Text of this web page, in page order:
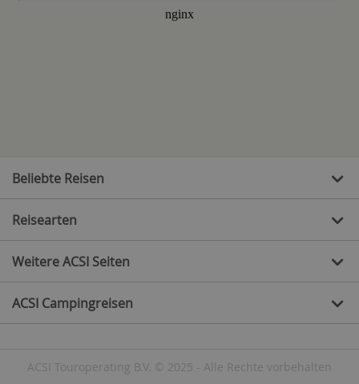
Beliebte Reisen
Reisearten
Weitere ACSI Seiten
ACSI Campingreisen
ACSI Touroperating B.V. © 2025 - Alle Rechte vorbehalten